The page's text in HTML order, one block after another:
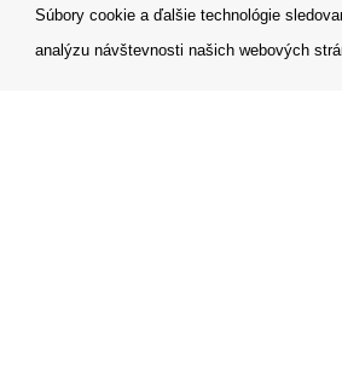
Súbory cookie a ďalšie technológie
analýzu návštevnosti našich webových